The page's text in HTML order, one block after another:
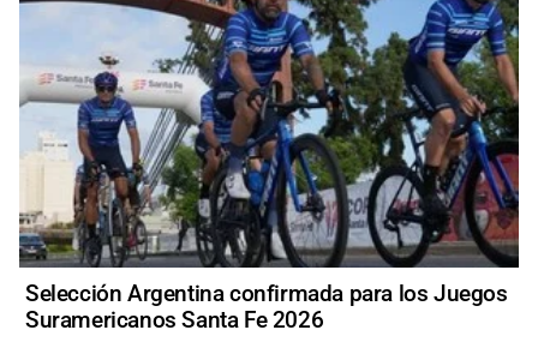
Selección Argentina confirmada para los Juegos
Suramericanos Santa Fe 2026